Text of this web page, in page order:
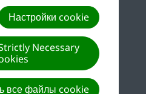
для
Описание
-
Настройки cookie
Necessary
все файлы cookie